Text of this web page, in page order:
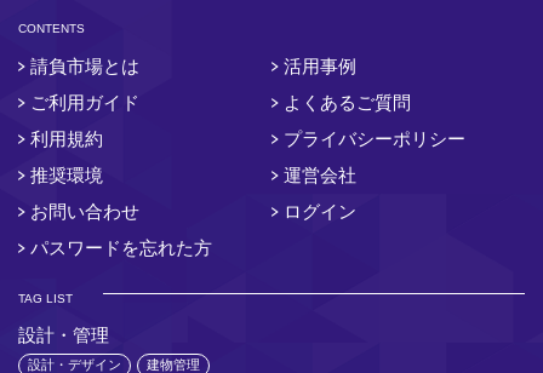
CONTENTS
請負市場とは
活用事例
ご利用ガイド
よくあるご質問
利用規約
プライバシーポリシー
推奨環境
運営会社
お問い合わせ
ログイン
パスワードを忘れた方
TAG LIST
設計・管理
設計・デザイン 建物管理